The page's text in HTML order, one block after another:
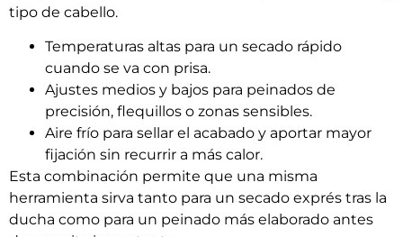
tipo de cabello.
Temperaturas altas para un secado rápido
cuando se va con prisa.
Ajustes medios y bajos para peinados de
precisión, flequillos o zonas sensibles.
Aire frío para sellar el acabado y aportar mayor
fijación sin recurrir a más calor.
Esta combinación permite que una misma
herramienta sirva tanto para un secado exprés tras la
ducha como para un peinado más elaborado antes